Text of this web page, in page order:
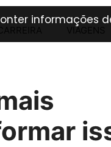
VIAGENS
informações